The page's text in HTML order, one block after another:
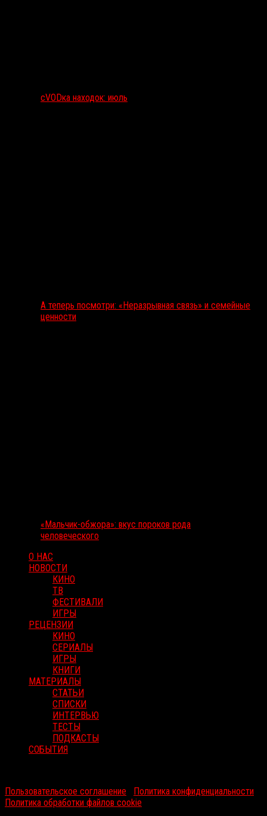
сVODка находок: июль
А теперь посмотри: «Неразрывная связь» и семейные
ценности
«Мальчик-обжора»: вкус пороков рода
человеческого
О НАС
НОВОСТИ
КИНО
ТВ
ФЕСТИВАЛИ
ИГРЫ
РЕЦЕНЗИИ
КИНО
СЕРИАЛЫ
ИГРЫ
КНИГИ
МАТЕРИАЛЫ
СТАТЬИ
СПИСКИ
ИНТЕРВЬЮ
ТЕСТЫ
ПОДКАСТЫ
СОБЫТИЯ
Пользовательское соглашение
Политика конфиденциальности
Политика обработки файлов cookie